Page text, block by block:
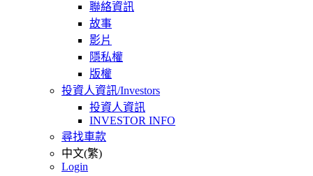
聯絡資訊
故事
影片
隱私權
版權
投資人資訊/Investors
投資人資訊
INVESTOR INFO
尋找車款
中文(繁)
Login